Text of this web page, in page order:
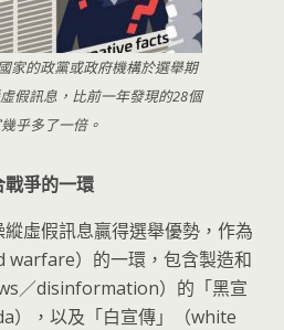
家的政黨或政府機構於選舉期
假訊息，比前一年發現的28個
乎多了一倍。
爭的一環
虛假訊息贏得選舉優勢，作為
warfare）的一環，包含製造和
／disinformation）的「黑宣
），以及「白宣傳」（white